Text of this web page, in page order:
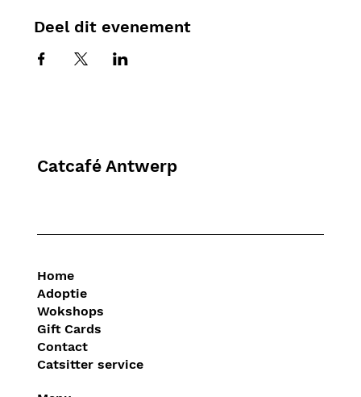
Deel dit evenement
Catcafé Antwerp
Home
Adoptie
Wokshops
Gift Cards
Contact
Catsitter service